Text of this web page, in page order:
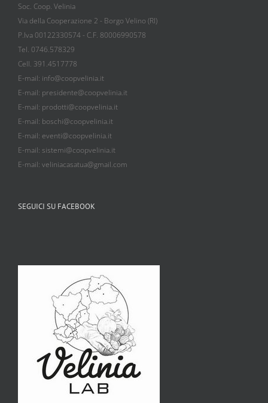
Soc. Coop. Velinia
Via della Cooperazione 2 - Borgo Velino (RI)
P.Iva 00122330574 - C.F. 80006990578
Tel. 0746.578329
Cell. 391.4517778
E-mail: info@coopvelinia.it
E-mail: presidente@coopvelinia.it
E-mail: prodotti@coopvelinia.it
E-mail: boschi@coopvelinia.it
E-mail: eventi@coopvelinia.it
E-mail: sistemi@coopvelinia.it
E-mail: veliniacasatua@gmail.com
SEGUICI SU FACEBOOK